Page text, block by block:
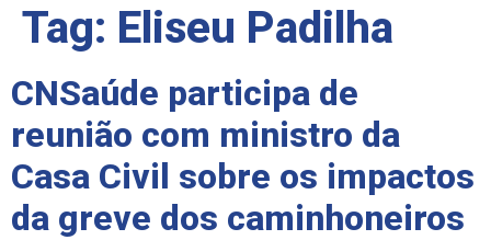
Tag: Eliseu Padilha
CNSaúde participa de
reunião com ministro da
Casa Civil sobre os impactos
da greve dos caminhoneiros